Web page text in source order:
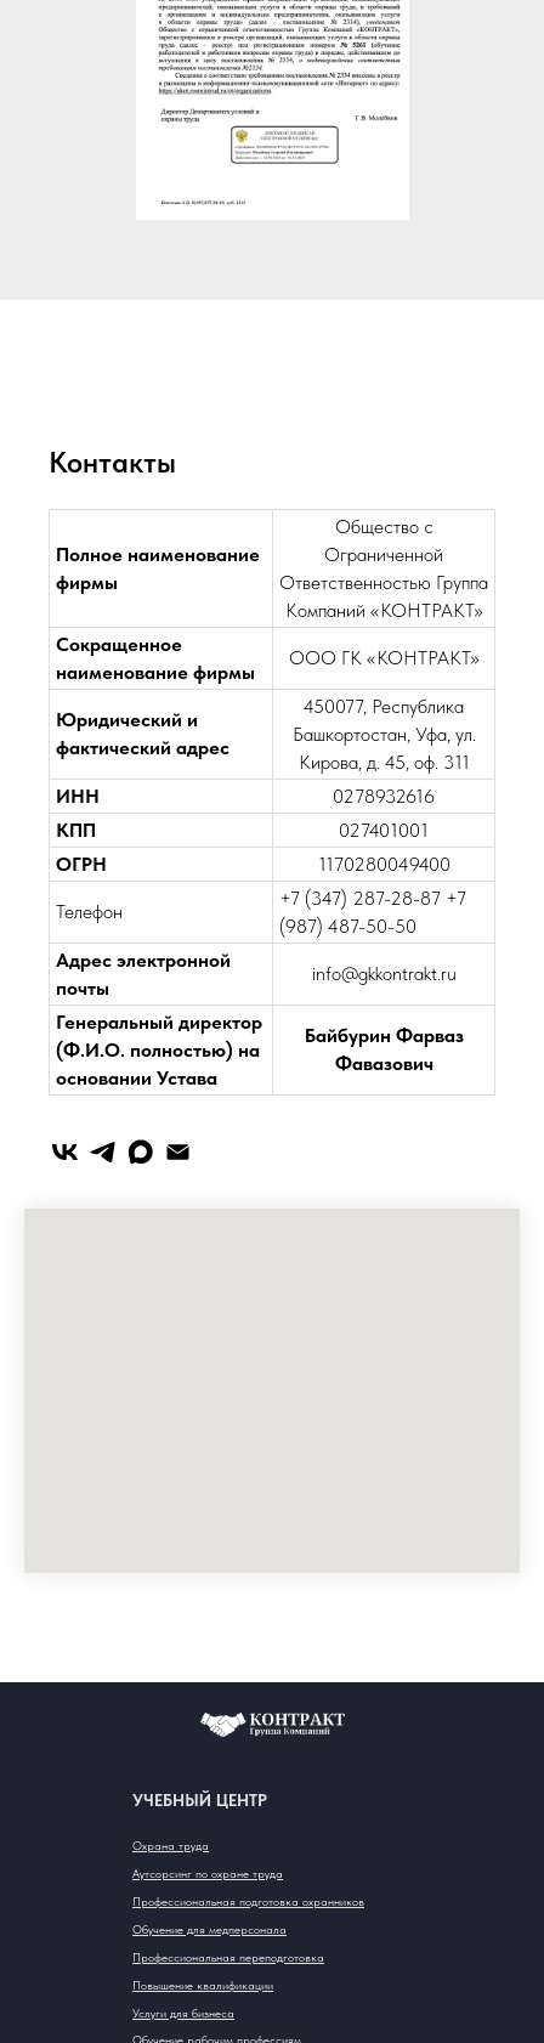
Контакты
Полное наименование
фирмы
Общество с
Ограниченной
Ответственностью Группа
Компаний «КОНТРАКТ»
Сокращенное
наименование фирмы
ООО ГК «КОНТРАКТ»
Юридический и
фактический адрес
450077, Республика
Башкортостан, Уфа, ул.
Кирова, д. 45, оф. 311
ИНН
0278932616
КПП
027401001
ОГРН
1170280049400
Телефон
+7 (347) 287-28-87 +7
(987) 487-50-50
Адрес электронной
почты
info@gkkontrakt.ru
Генеральный директор
(Ф.И.О. полностью) на
основании Устава
Байбурин Фарваз
Фавазович
УЧЕБНЫЙ ЦЕНТР
Охрана труда
Профессиональная подготовка охранников
Повышение квалификации
Обучение для медперсонала
Профессиональная переподготовка
Услуги для бизнеса
Аутсорсинг по охране труда
Обучение рабочим профессиям